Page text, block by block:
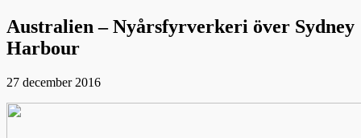
Jordenrunt.nu
Tusen Restips från hela världen
Australien – Nyårsfyrverkeri över Sydney
Harbour
27 december 2016